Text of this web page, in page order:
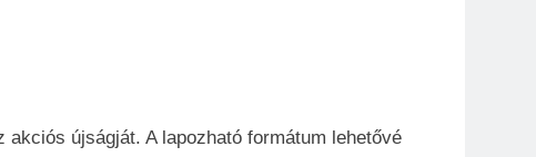
újságját. A lapozható formátum lehetővé